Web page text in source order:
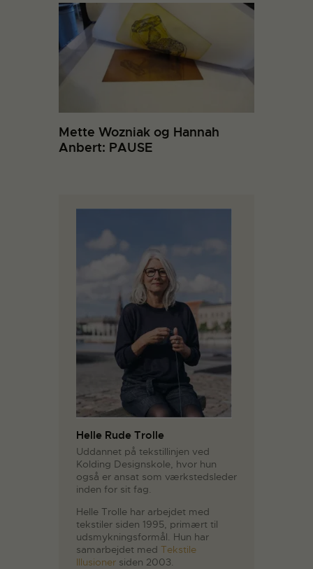
Mette Wozniak og Hannah
Anbert: PAUSE
Helle Rude Trolle
Uddannet på tekstillinjen ved
Kolding Designskole, hvor hun
også er ansat som værkstedsleder
inden for sit fag.
Helle Trolle har arbejdet med
tekstiler siden 1995, primært til
udsmykningsformål. Hun har
samarbejdet med Tekstile
Illusioner siden 2003.